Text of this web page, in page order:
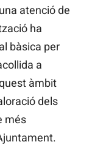
atenció de
ha
bàsica per
a
àmbit
dels
més